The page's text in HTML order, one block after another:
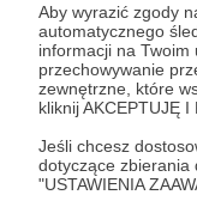
Aby wyrazić zgody
automatycznego
informacji na Twoim
przechowywanie
zewnętrzne, które
kliknij AKCEPTUJĘ I
Jeśli chcesz
dotyczące zbierania
"USTAWIENIA
Udostępnij